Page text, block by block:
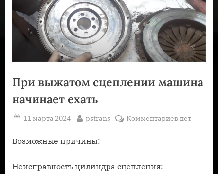
При выжатом сцеплении машина
начинает ехать
Posted
11 марта 2024 By
pstrans Комментариевкнет
Возможные причины:
Неисправность цилиндра сцепления: